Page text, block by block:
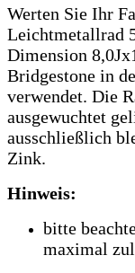
Werten Sie Ihr
Leichtmetallrad
Dimension
Bridgestone in
verwendet. Die
ausgewuchtet
ausschließlich
Zink.
Hinweis:
bitte
maximal